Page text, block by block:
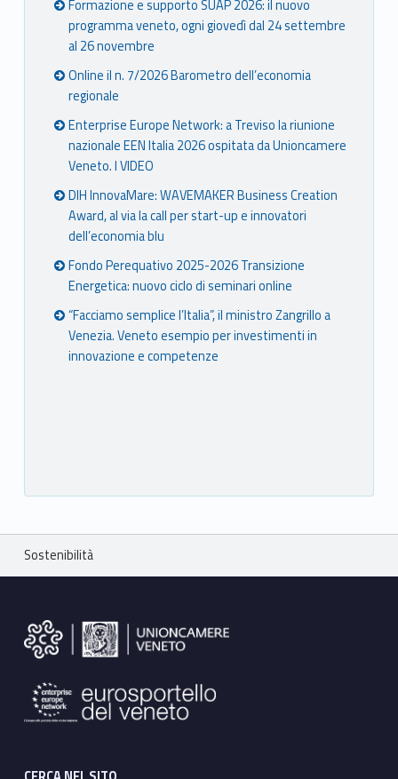
Formazione e supporto SUAP 2026: il nuovo
programma veneto, ogni giovedì dal 24 settembre
al 26 novembre
Online il n. 7/2026 Barometro dell’economia
regionale
Enterprise Europe Network: a Treviso la riunione
nazionale EEN Italia 2026 ospitata da Unioncamere
Veneto. I VIDEO
DIH InnovaMare: WAVEMAKER Business Creation
Award, al via la call per start-up e innovatori
dell’economia blu
Fondo Perequativo 2025-2026 Transizione
Energetica: nuovo ciclo di seminari online
“Facciamo semplice l’Italia”, il ministro Zangrillo a
Venezia. Veneto esempio per investimenti in
innovazione e competenze
Breadcrumbs navigation
Sostenibilità